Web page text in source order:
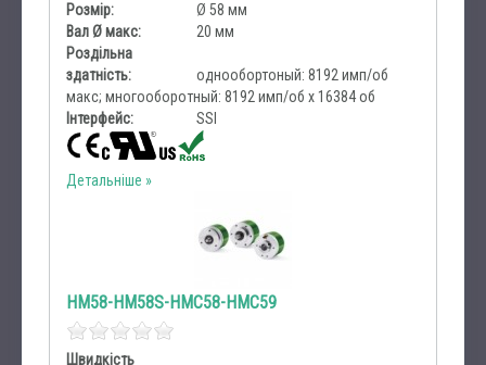
Розмір:
Ø 58 мм
Вал Ø макс:
20 мм
Роздільна
здатність:
однообортоный: 8192 имп/об
макс; многооборотный: 8192 имп/об х 16384 об
Інтерфейс:
SSI
Детальніше
HM58-HM58S-HMC58-HMC59
Швидкість